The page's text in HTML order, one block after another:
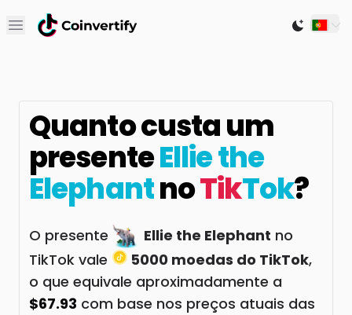
Open main menu Switch
Quanto custa um
presenteEllie the
ElephantnoTikTok?
O presente Ellie the Elephant no
TikTok vale
5000 moedas do TikTok,
o que equivale aproximadamente a
$67.93 com base nos preços atuais das